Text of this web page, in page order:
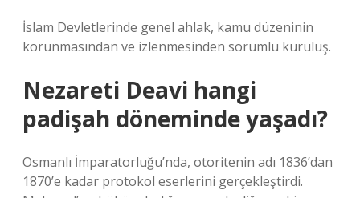
İslam Devletlerinde genel ahlak, kamu düzeninin
korunmasından ve izlenmesinden sorumlu kuruluş.
Nezareti Deavi hangi
padişah döneminde yaşadı?
Osmanlı İmparatorluğu’nda, otoritenin adı 1836’dan
1870’e kadar protokol eserlerini gerçekleştirdi.